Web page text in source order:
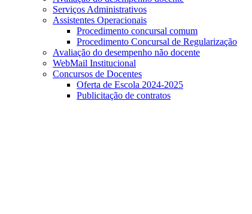
Serviços Administrativos
Assistentes Operacionais
Procedimento concursal comum
Procedimento Concursal de Regularização
Avaliação do desempenho não docente
WebMail Institucional
Concursos de Docentes
Oferta de Escola 2024-2025
Publicitação de contratos